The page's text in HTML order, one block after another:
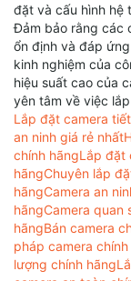
đặt và cấu hình hệ
Đảm bảo rằng các
ổn định và đáp
kinh nghiệm của
hiệu suất cao của
yên tâm về việc
Lắp đặt camera
an ninh giá rẻ nhất
chính hãngLắp đặt
hãngChuyên lắp
hãngCamera an
hãngCamera quan
hãngBán camera
pháp camera
lượng chính hãng